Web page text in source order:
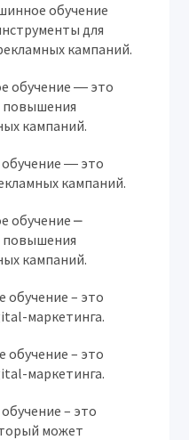
обучение
для
кампаний.
обучение ― это
повышения
кампаний.
― это
кампаний.
обучение ⎼
повышения
кампаний.
– это
маркетинга.
– это
маркетинга.
– это
может